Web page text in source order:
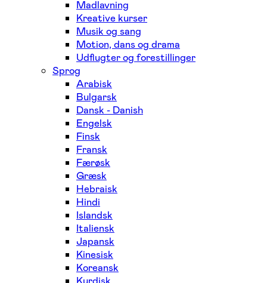
Madlavning
Kreative kurser
Musik og sang
Motion, dans og drama
Udflugter og forestillinger
Sprog
Arabisk
Bulgarsk
Dansk - Danish
Engelsk
Finsk
Fransk
Færøsk
Græsk
Hebraisk
Hindi
Islandsk
Italiensk
Japansk
Kinesisk
Koreansk